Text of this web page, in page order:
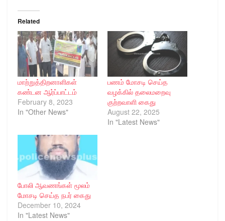
Related
மாற்றுத்திறனாளிகள்
கண்டன ஆர்ப்பாட்டம்
February 8, 2023
In "Other News"
பணம் மோசடி செய்த
வழக்கில் தலைமறைவு
குற்றவாளி கைது
August 22, 2025
In "Latest News"
போலி ஆவணங்கள் மூலம்
மோசடி செய்த நபர் கைது
December 10, 2024
In "Latest News"